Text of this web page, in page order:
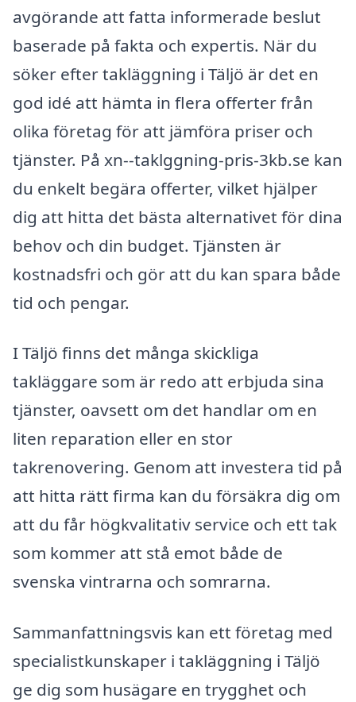
avgörande att fatta informerade beslut
baserade på fakta och expertis. När du
söker efter takläggning i Täljö är det en
god idé att hämta in flera offerter från
olika företag för att jämföra priser och
tjänster. På xn--taklggning-pris-3kb.se kan
du enkelt begära offerter, vilket hjälper
dig att hitta det bästa alternativet för dina
behov och din budget. Tjänsten är
kostnadsfri och gör att du kan spara både
tid och pengar.
I Täljö finns det många skickliga
takläggare som är redo att erbjuda sina
tjänster, oavsett om det handlar om en
liten reparation eller en stor
takrenovering. Genom att investera tid på
att hitta rätt firma kan du försäkra dig om
att du får högkvalitativ service och ett tak
som kommer att stå emot både de
svenska vintrarna och somrarna.
Sammanfattningsvis kan ett företag med
specialistkunskaper i takläggning i Täljö
ge dig som husägare en trygghet och